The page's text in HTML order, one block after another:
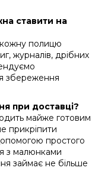
ставити на
полицю
журналів, дрібних
збереження
при доставці?
майже готовим
прикріпити
простого
з малюнками
займає не більше